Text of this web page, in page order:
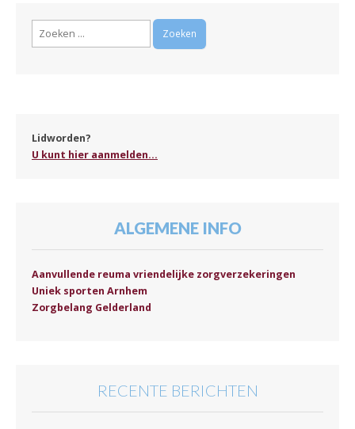
Zoeken
Lidworden?
U kunt hier aanmelden...
ALGEMENE INFO
Aanvullende reuma vriendelijke zorgverzekeringen
Uniek sporten Arnhem
Zorgbelang Gelderland
RECENTE BERICHTEN